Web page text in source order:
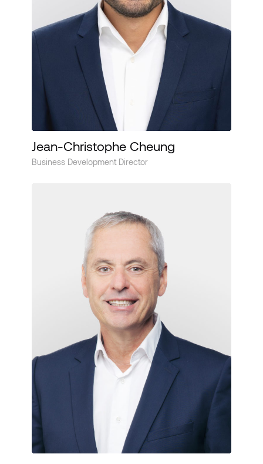
Jean-Christophe Cheung
Business Development Director